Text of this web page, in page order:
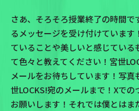
さあ、そろそろ授業終了の時間で
るメッセージを受け付けていま
ていることや美しいと感じてい
て色々と教えてください！宮世
メールをお待ちしています！写真
世LOCKS!宛のメールまで！Xでの
お願いします！それでは僕とは